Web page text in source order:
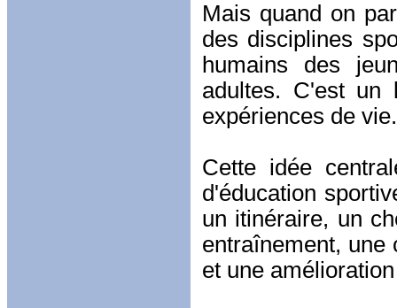
Mais quand on
des disciplines
humains des
adultes. C'est un
expériences de vie.
Cette idée
d'éducation
un itinéraire, un
entraînement, une
et une